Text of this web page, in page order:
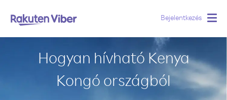
Bejelentkezés
Hogyan hívható Kenya
Kongó országból